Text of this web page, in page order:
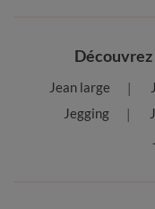
Jean large
Jegging